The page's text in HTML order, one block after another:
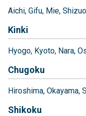
Aichi Gifu Mie
Kinki
Hyogo Kyoto Nara
Chugoku
Hiroshima Okayama
Shikoku